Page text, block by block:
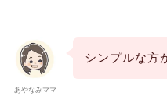
あやなみママ
シンプルな方